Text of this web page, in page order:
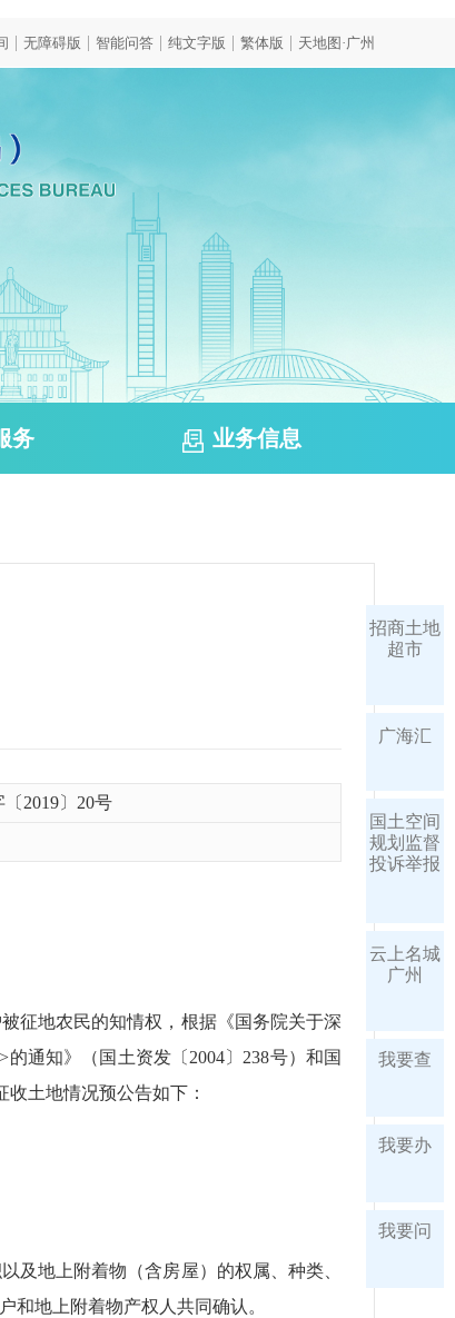
| 无障碍版 | 智能问答 | 纯文字版 | 繁体版 | 天地图·广州
务 业务信息
2019〕20号
征地农民的知情权，根据《国务院关于深
通知》（国土资发〔2004〕238号）和国
土地情况预公告如下：
及地上附着物（含房屋）的权属、种类、
和地上附着物产权人共同确认。
招商土地
超市
广海汇
国土空间
规划监督
投诉举报
云上名城
广州
我要查
我要办
我要问